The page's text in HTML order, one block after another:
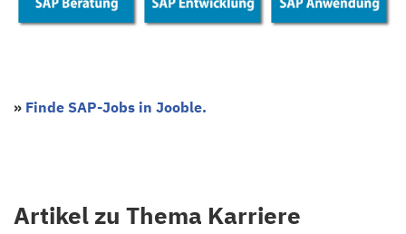
» Finde SAP-Jobs in Jooble.
Artikel zu Thema Karriere